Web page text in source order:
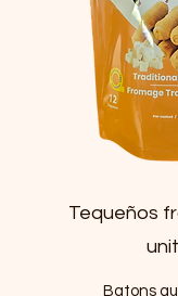
Tequeños
Batons